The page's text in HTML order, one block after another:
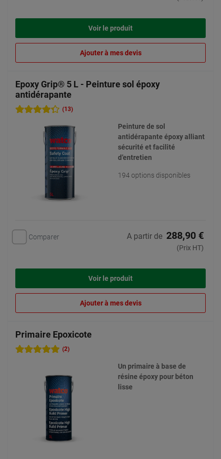
Voir le produit
Ajouter à mes devis
Epoxy Grip® 5 L - Peinture sol époxy
antidérapante
(13)
Peinture de sol
antidérapante époxy alliant
sécurité et facilité
d’entretien
194 options disponibles
Comparer A partir de 288,90 €
(Prix HT)
Voir le produit
Ajouter à mes devis
Primaire Epoxicote
(2)
Un primaire à base de
résine époxy pour béton
lisse